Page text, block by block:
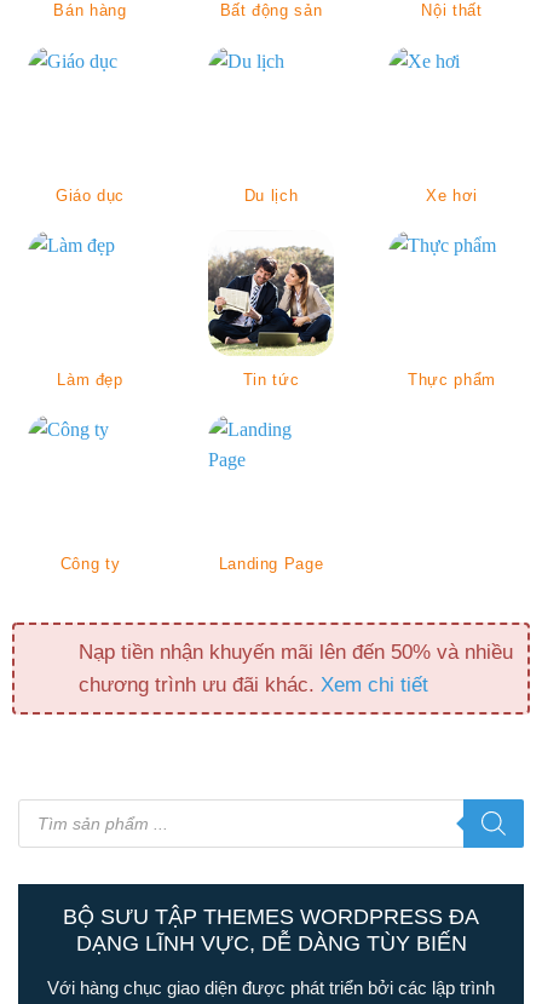
Bán hàng Bất động sản Nội thất
Giáo dục Du lịch Xe hơi
Làm đẹp Tin tức Thực phẩm
Công ty Landing Page
Nạp tiền nhận khuyến mãi lên đến 50% và nhiều
chương trình ưu đãi khác. Xem chi tiết
Tìm
kiếm
sản
BỘ SƯU TẬP THEMES WORDPRESS ĐA
DẠNG LĨNH VỰC, DỄ DÀNG TÙY BIẾN
Với hàng chục giao diện được phát triển bởi các lập trình